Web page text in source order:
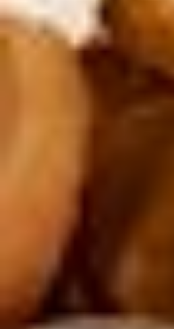
ZURÜCK ZUR
Bratapfel im
Wenn Sie auf der